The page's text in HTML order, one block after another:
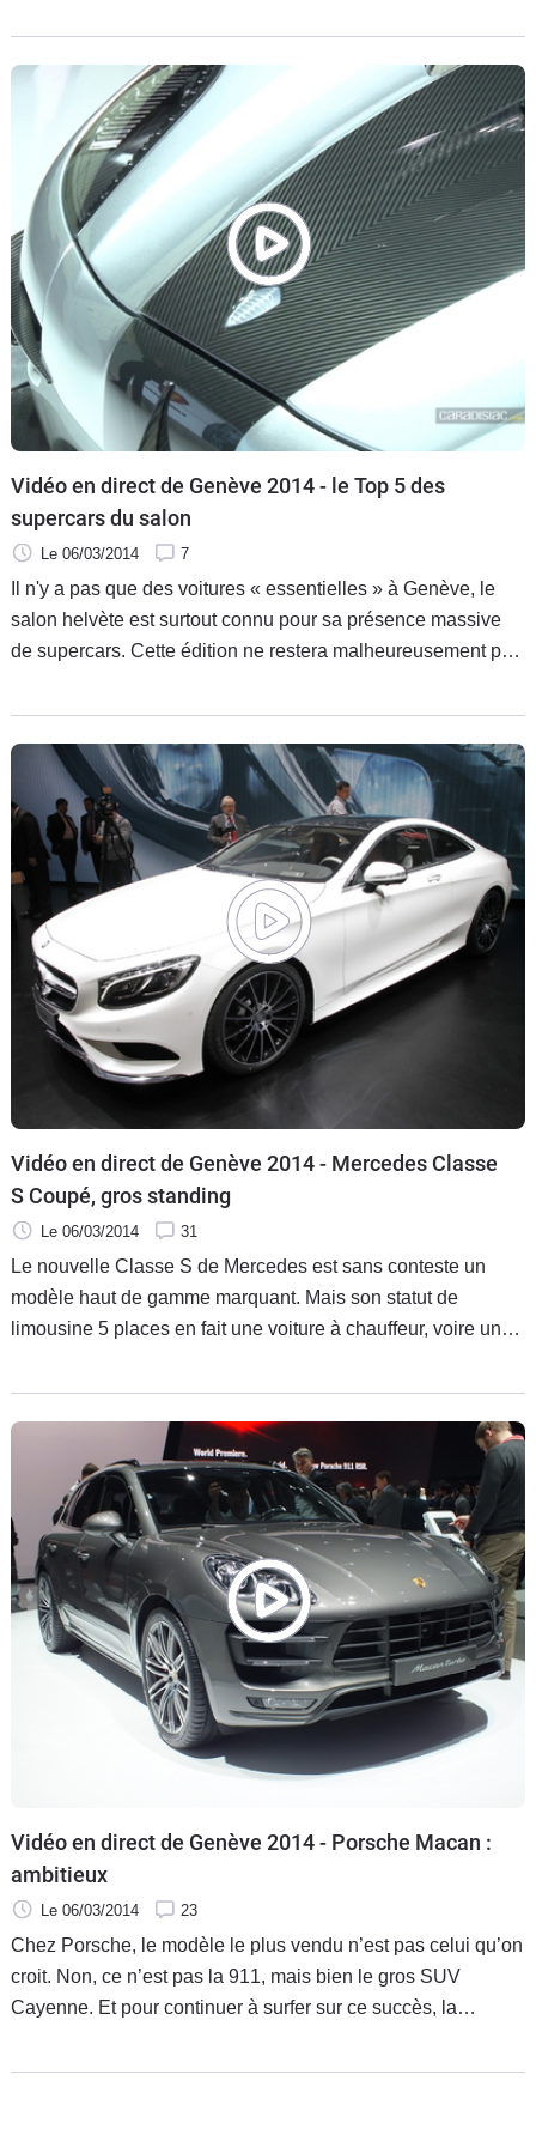
personnalisable.
Vidéo en direct de Genève 2014 - le Top 5 des
supercars du salon
Le 06/03/2014 7
Il n'y a pas que des voitures « essentielles » à Genève, le
salon helvète est surtout connu pour sa présence massive
de supercars. Cette édition ne restera malheureusement pas
domaine, mais on vous a tout de même concocté un Top 5
de ce qu'on peut y trouver de plus rapide et de plus cher.
Vidéo en direct de Genève 2014 - Mercedes Classe
S Coupé, gros standing
Le 06/03/2014 31
Le nouvelle Classe S de Mercedes est sans conteste un
modèle haut de gamme marquant. Mais son statut de
limousine 5 places en fait une voiture à chauffeur, voire une
d'un âge qu'ils ne souhaitent pas forcément afficher en
sortant leur voiture. Bref, le Coupé Classe S apporte une
réponse tellement plus séduisante que le CL qu'elle
remplace.
Vidéo en direct de Genève 2014 - Porsche Macan :
ambitieux
Le 06/03/2014 23
Chez Porsche, le modèle le plus vendu n’est pas celui qu’on
croit. Non, ce n’est pas la 911, mais bien le gros SUV
Cayenne. Et pour continuer à surfer sur ce succès, la
dessous : le Macan. Il fait ici à Genève ses premiers pas sur